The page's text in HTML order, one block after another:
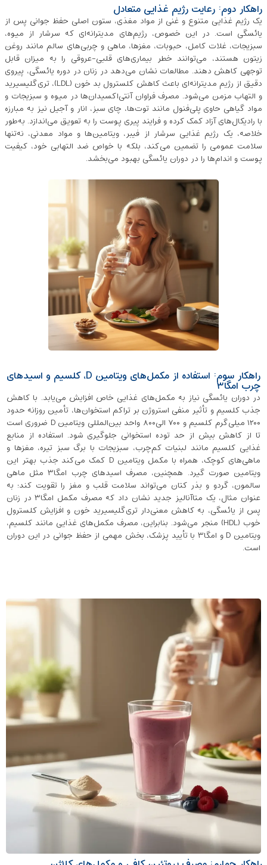
راهکار دوم: رعایت رژیم غذایی متعادل
یک رژیم غذایی متنوع و غنی از مواد مغذی، ستون اصلی حفظ جوانی پس از
یائسگی است. در این خصوص، رژیم‌های مدیترانه‌ای که سرشار از میوه،
سبزیجات، غلات کامل، حبوبات، مغزها، ماهی و چربی‌های سالم مانند روغن
زیتون هستند، می‌توانند خطر بیماری‌های قلبی-عروقی را به میزان قابل
توجهی کاهش دهند. مطالعات نشان می‌دهد در زنان در دوره‌ یائسگی، پیروی
دقیق از رژیم مدیترانه‌ای باعث کاهش کلسترول‌ بد خون (LDL)، تری‌گلیسیرید
و التهاب مزمن می‌شود. مصرف فراوان آنتی‌اکسیدان‌ها در میوه و سبزیجات و
مواد گیاهی حاوی پلی‌فنول مانند توت‌ها، چای سبز، انار و آجیل نیز به مبارزه
با رادیکال‌های آزاد کمک کرده و فرایند پیری پوست را به تعویق می‌اندازد. به‌طور
خلاصه، یک رژیم غذایی سرشار از فیبر، ویتامین‌ها و مواد معدنی، نه‌تنها
سلامت عمومی را تضمین می‌کند، بلکه با خواص ضد التهابی خود، کیفیت
پوست و اندام‌ها را در دوران یائسگی بهبود می‌بخشد.
راهکار سوم: استفاده از مکمل‌های ویتامین D، کلسیم و اسیدهای
چرب امگا۳
در دوران یائسگی نیاز به مکمل‌های غذایی خاص افزایش می‌یابد. با کاهش
جذب کلسیم و تأثیر منفی استروژن بر تراکم استخوان‌ها، تأمین روزانه حدود
۱۲۰۰ میلی‌گرم کلسیم و ۷۰۰ الی۸۰۰ واحد بین‌المللی ویتامین D ضروری است
تا از کاهش بیش از حد توده‌ استخوانی جلوگیری شود. استفاده از منابع
غذایی کلسیم مانند لبنیات کم‌چرب، سبزیجات با برگ‌ سبز تیره، مغزها و
ماهی‌های کوچک، همراه با مکمل ویتامین D کمک می‌کند جذب بهتر این
ویتامین صورت گیرد. همچنین، مصرف اسیدهای چرب امگا۳ مثل ماهی
سالمون، گردو و بذر کتان می‌تواند سلامت قلب و مغز را تقویت کند؛ به‌
عنوان مثال، یک متاآنالیز جدید نشان داد که مصرف مکمل امگا۳ در زنان
پس از یائسگی، به کاهش معنی‌دار تری‌گلیسیرید خون و افزایش کلسترول
خوب (HDL) منجر می‌شود. بنابراین، مصرف مکمل‌های غذایی مانند کلسیم،
ویتامین D و امگا۳ با تأیید پزشک، بخش مهمی از حفظ جوانی در این دوران
است.